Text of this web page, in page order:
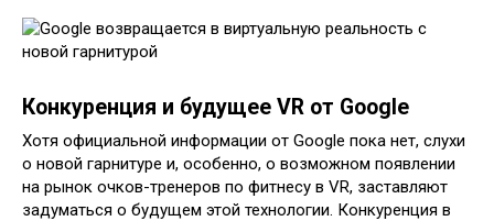
Конкуренция и будущее VR от Google
Хотя официальной информации от Google пока нет, слухи
о новой гарнитуре и, особенно, о возможном появлении
на рынок очков-тренеров по фитнесу в VR, заставляют
задуматься о будущем этой технологии. Конкуренция в